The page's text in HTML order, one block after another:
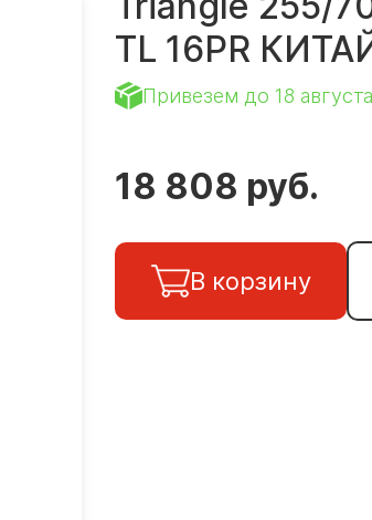
TL 16PR
Привезем до 18 августа
18 808 руб.
В корзину